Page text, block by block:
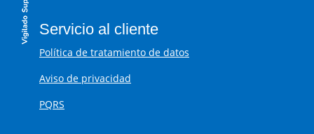
Servicio al cliente
Política de tratamiento de datos
Aviso de privacidad
PQRS